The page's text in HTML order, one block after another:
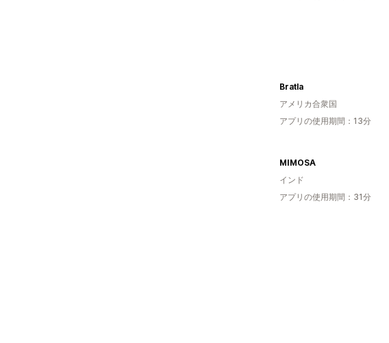
Bratla
アメリカ合衆国
アプリの使用期間：13分
MIMOSA
インド
アプリの使用期間：31分